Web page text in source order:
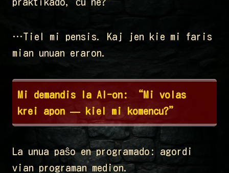
…Tiel mi pensis. Kaj jen kie mi faris
mian unuan eraron.
Mi demandis la AI-on: “Mi volas
krei apon — kiel mi komencu?”
La unua paŝo en programado: agordi
vian programan medion.